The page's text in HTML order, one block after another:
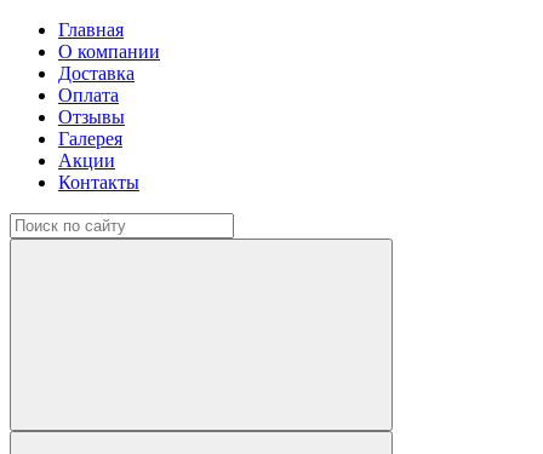
Главная
О компании
Доставка
Оплата
Отзывы
Галерея
Акции
Контакты